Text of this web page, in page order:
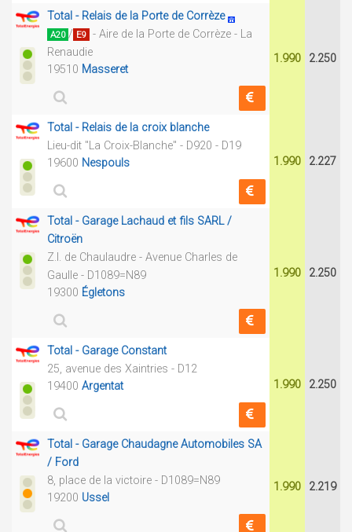
Total - Relais de la Porte de Corrèze
A20 / E9 - Aire de la Porte de Corrèze - La
Renaudie
19510 Masseret
1.990 2.250
Total - Relais de la croix blanche
Lieu-dit "La Croix-Blanche" - D920 - D19
19600 Nespouls 1.990 2.227
Total - Garage Lachaud et fils SARL /
Citroën
Z.I. de Chaulaudre - Avenue Charles de
Gaulle - D1089=N89
19300 Égletons
1.990 2.250
Total - Garage Constant
25, avenue des Xaintries - D12
19400 Argentat 1.990 2.250
Total - Garage Chaudagne Automobiles SA
/ Ford
8, place de la victoire - D1089=N89
19200 Ussel
1.990 2.219